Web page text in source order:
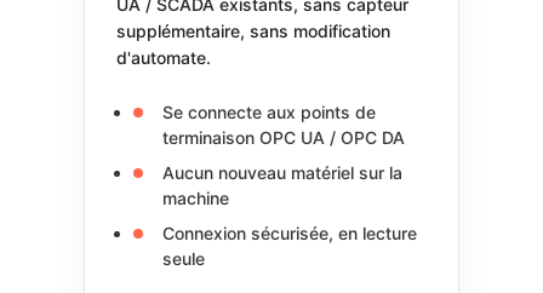
supplémentaire, sans modification
d'automate.
Se connecte aux points de
terminaison OPC UA / OPC DA
Aucun nouveau matériel sur la
machine
Connexion sécurisée, en lecture
seule